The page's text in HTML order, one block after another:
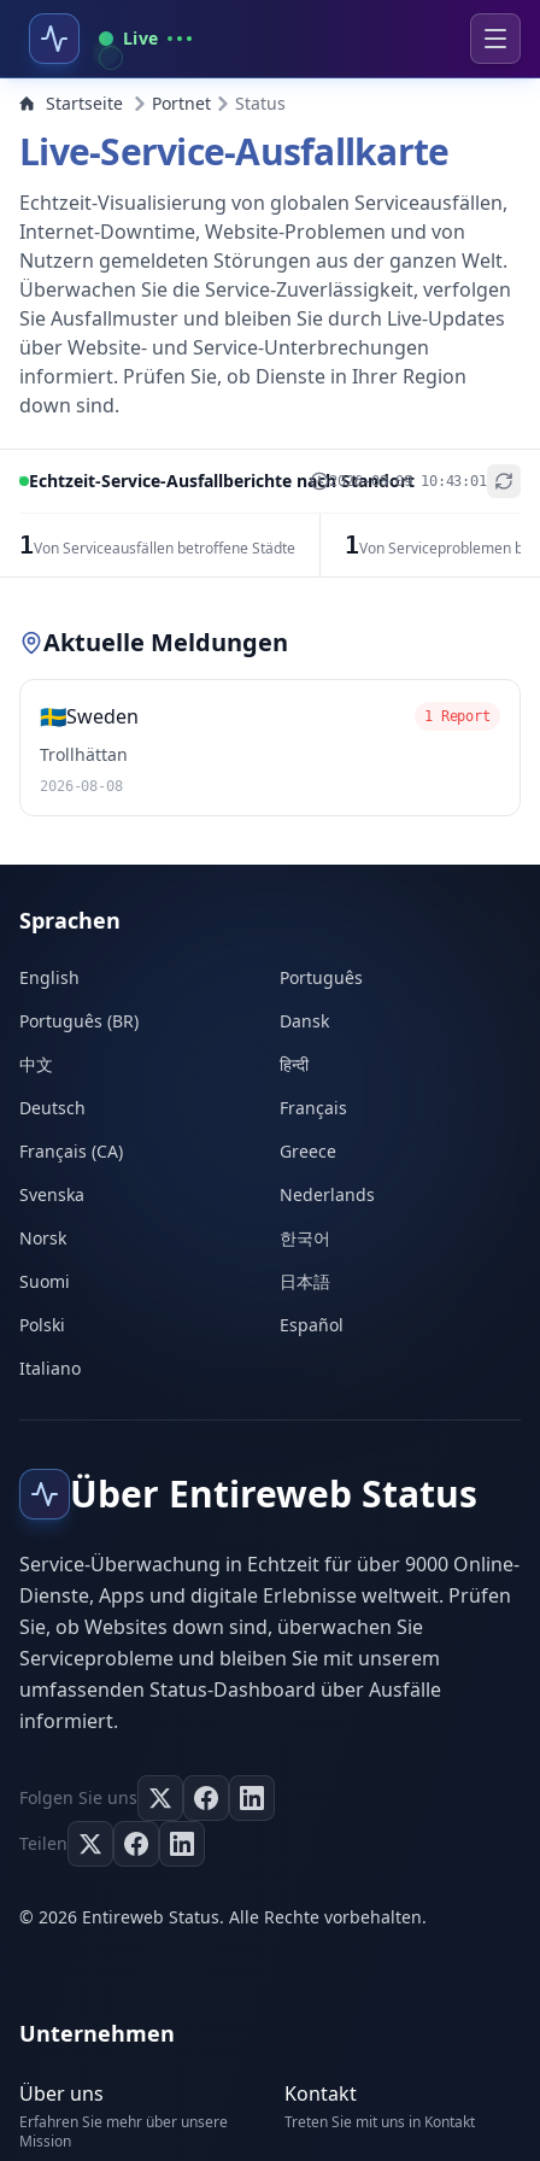
Live
Startseite Portnet Status
Live-Service-Ausfallkarte
Echtzeit-Visualisierung von globalen Serviceausfällen,
Internet-Downtime, Website-Problemen und von
Nutzern gemeldeten Störungen aus der ganzen Welt.
Überwachen Sie die Service-Zuverlässigkeit, verfolgen
Sie Ausfallmuster und bleiben Sie durch Live-Updates
über Website- und Service-Unterbrechungen
informiert. Prüfen Sie, ob Dienste in Ihrer Region
down sind.
Echtzeit-Service-Ausfallberichte nach Standort
2026-08-09 10:43:01
1Von Serviceausfällen betroffene Städte 1Von Serviceproblemen
+
Aktuelle Meldungen
🇸🇪Sweden 1 Report
Trollhättan
2026-08-08
Sprachen
English
Português
Português (BR)
Dansk
中文
हिन्दी
Deutsch
Français
Français (CA)
Greece
Svenska
Nederlands
Norsk
한국어
Suomi
日本語
Polski
Español
Italiano
Über Entireweb Status
Service-Überwachung in Echtzeit für über 9000 Online-
Dienste, Apps und digitale Erlebnisse weltweit. Prüfen
Sie, ob Websites down sind, überwachen Sie
Serviceprobleme und bleiben Sie mit unserem
umfassenden Status-Dashboard über Ausfälle
informiert.
Folgen Sie uns
Teilen
© 2026 Entireweb Status. Alle Rechte vorbehalten.
Unternehmen
Über uns
Erfahren Sie mehr über unsere
Mission
Kontakt
Treten Sie mit uns in Kontakt